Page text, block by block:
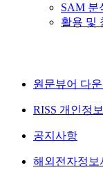
SAM 분
활용 및
원문뷰어 다
RISS 개인정
공지사항
해외전자정보